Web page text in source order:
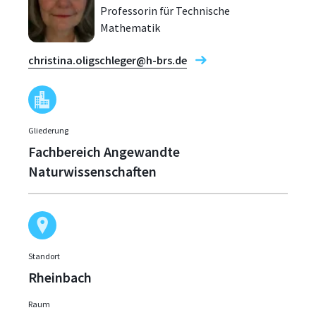
Professorin für Technische
Mathematik
christina.oligschleger@h-brs.de
Gliederung
Fachbereich Angewandte
Naturwissenschaften
Standort
Rheinbach
Raum